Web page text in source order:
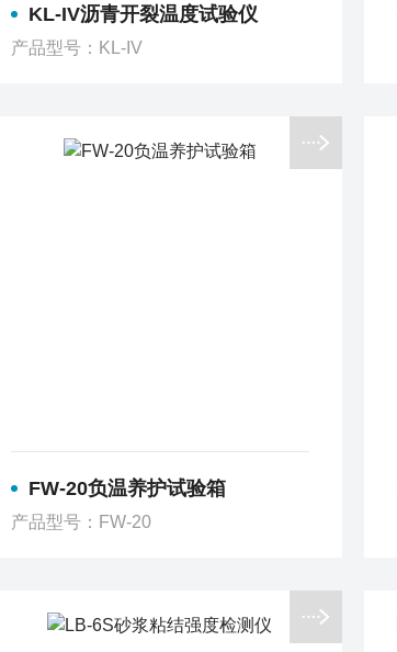
KL-IV沥青开裂温度试验仪
产品型号：KL-IV
FW-20负温养护试验箱
产品型号：FW-20